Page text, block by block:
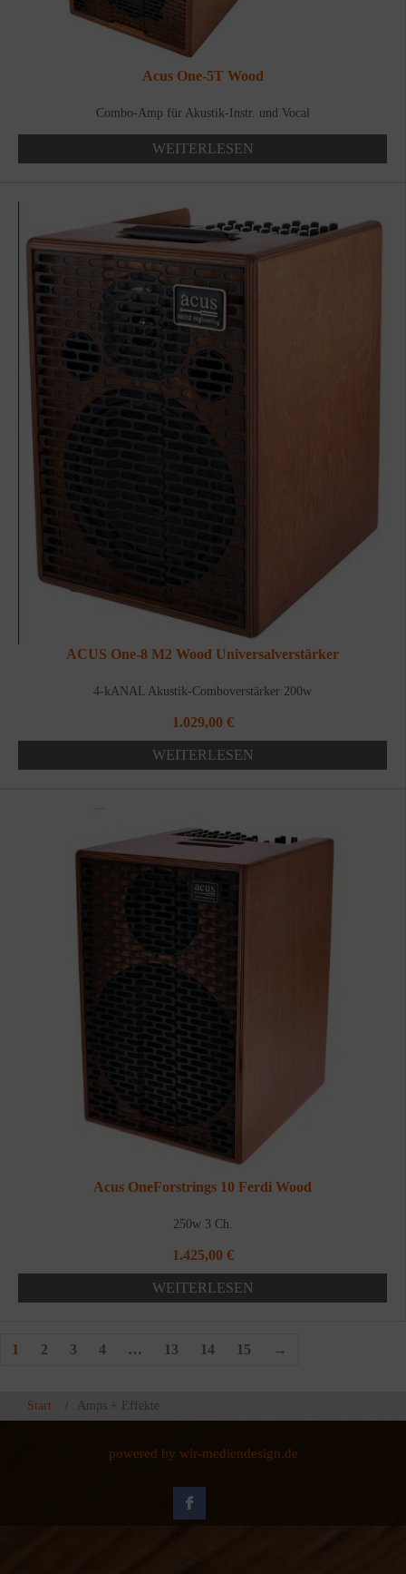
Acus One-5T Wood
Combo-Amp für Akustik-Instr. und Vocal
WEITERLESEN
ACUS One-8 M2 Wood Universalverstärker
4-kANAL Akustik-Comboverstärker 200w
1.029,00 €
WEITERLESEN
Acus OneForstrings 10 Ferdi Wood
250w 3 Ch.
1.425,00 €
WEITERLESEN
1 2 3 4 … 13 14 15 →
Start Amps + Effekte
powered by wir-mediendesign.de